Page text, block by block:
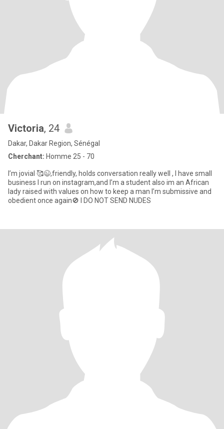
Victoria, 24
Dakar, Dakar Region, Sénégal
Cherchant: Homme 25 - 70
I’m jovial 🥰😉,friendly, holds conversation really well , I have small
business I run on instagram,and I’m a student also im an African
lady raised with values on how to keep a man I’m submissive and
obedient once again🚫 I DO NOT SEND NUDES